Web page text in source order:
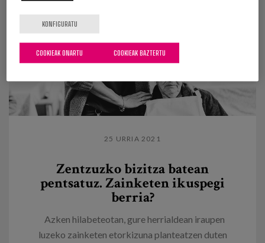
25 URRIA 2021
Zentzuzko bizitza batean
pentsatuz. Zainketen ikuspegi
berria?
Azken hilabeteotan, gure herrialdean iraupen
luzeko zainketen etorkizuna planteatzen duten
KONFIGURATU
COOKIEAK BAZTERTU
COOKIEAK ONARTU